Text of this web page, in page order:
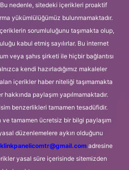
nedenle, sitedeki içerikleri proaktif
yükümlülüğümüz bulunmamaktadır.
sorumluluğunu taşımakta olup,
kabul etmiş sayılırlar. Bu internet
veya şahıs şirketi ile hiçbir bağlantısı
kendi hazırladığımız makaleler
içerikler haber niteliği taşımamakta
paylaşım yapılmamaktadır.
benzerlikleri tamamen tesadüfidir.
ve tamamen ücretsiz bir bilgi paylaşım
düzenlemelere aykırı olduğunu
adresine
yasal süre içerisinde sitemizden